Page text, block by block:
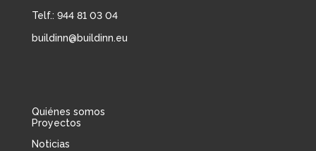
Telf.: 944 81 03 04
buildinn@buildinn.eu
Quiénes somos
Proyectos
Noticias